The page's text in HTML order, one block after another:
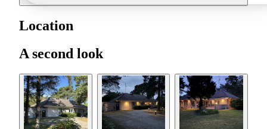
Location
A second look